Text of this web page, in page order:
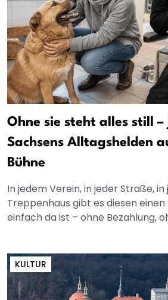
Ohne sie steht alles still
Sachsens Alltagshelden
Bühne
In jedem Verein, in jeder Straße,
Treppenhaus gibt es diesen
einfach da ist – ohne Bezahlung,
KULTUR